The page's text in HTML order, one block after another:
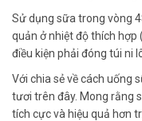
Sử dụng sữa trong vòng
quản ở nhiệt độ thích hợp
điều kiện phải đóng túi ni
Với chia sẻ về cách uống
tươi trên đây. Mong rằng
tích cực và hiệu quả hơn